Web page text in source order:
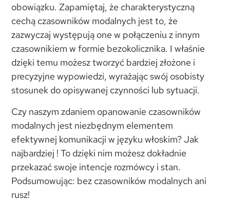
obowiązku. Zapamiętaj, że charakterystyczną
cechą czasowników modalnych jest to, że
zazwyczaj występują one w połączeniu z innym
czasownikiem w formie bezokolicznika. I właśnie
dzięki temu możesz tworzyć bardziej złożone i
precyzyjne wypowiedzi, wyrażając swój osobisty
stosunek do opisywanej czynności lub sytuacji.
Czy naszym zdaniem opanowanie czasowników
modalnych jest niezbędnym elementem
efektywnej komunikacji w języku włoskim? Jak
najbardziej ! To dzięki nim możesz dokładnie
przekazać swoje intencje rozmówcy i stan.
Podsumowując: bez czasowników modalnych ani
rusz!